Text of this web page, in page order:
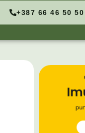
+387 66 46 50 50